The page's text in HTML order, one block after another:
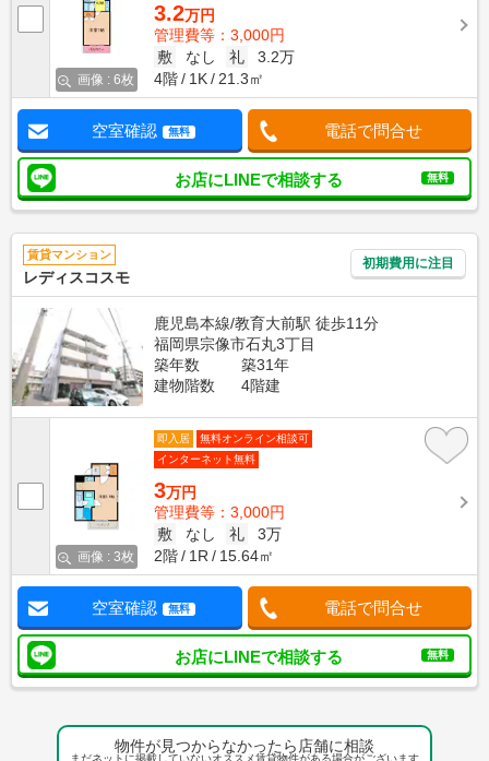
画像 : 6枚
3.2万円
管理費等：3,000円
敷
なし 礼
3.2万
4階
1K 21.3㎡
空室確認 無料 電話で問合せ
お店にLINEで相談する 無料
賃貸マンション
レディスコスモ
初期費用に注目
鹿児島本線/教育大前駅 徒歩11分
福岡県宗像市石丸3丁目
築年数
築31年
建物階数
4階建
画像 : 3枚
即入居
無料オンライン相談可
インターネット無料
3万円
管理費等：3,000円
敷
なし 礼
3万
2階
1R 15.64㎡
空室確認 無料 電話で問合せ
お店にLINEで相談する 無料
物件が見つからなかったら店舗に相談
まだネットに掲載していないオススメ賃貸物件がある場合がございます